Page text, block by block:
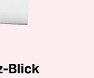
Blick